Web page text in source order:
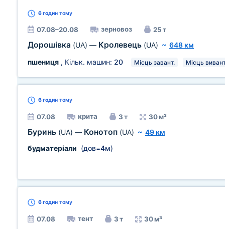
6 годин тому
07.08–20.08 зерновоз 25 т
Дорошівка (UA) — Кролевець (UA) ~ 648 км
пшениця , Кільк. машин: 20 Місць завант. Місць
6 годин тому
07.08 крита 3 т 30 м³
Буринь (UA) — Конотоп (UA) ~ 49 км
будматеріали (дов=4м)
6 годин тому
07.08 тент 3 т 30 м³